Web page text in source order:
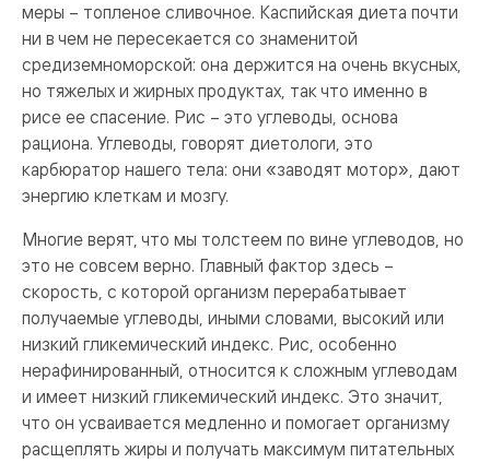
меры – топленое сливочное. Каспийская диета почти
ни в чем не пересекается со знаменитой
средиземноморской: она держится на очень вкусных,
но тяжелых и жирных продуктах, так что именно в
рисе ее спасение. Рис – это углеводы, основа
рациона. Углеводы, говорят диетологи, это
карбюратор нашего тела: они «заводят мотор», дают
энергию клеткам и мозгу.
Многие верят, что мы толстеем по вине углеводов, но
это не совсем верно. Главный фактор здесь –
скорость, с которой организм перерабатывает
получаемые углеводы, иными словами, высокий или
низкий гликемический индекс. Рис, особенно
нерафинированный, относится к сложным углеводам
и имеет низкий гликемический индекс. Это значит,
что он усваивается медленно и помогает организму
расщеплять жиры и получать максимум питательных